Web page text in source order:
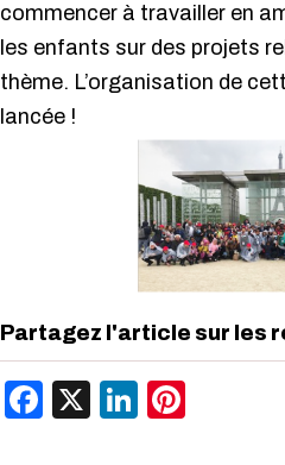
commencer à travailler en
les enfants sur des projets
thème. L’organisation de
lancée !
Partagez l'article sur les
Facebook
X LinkedIn